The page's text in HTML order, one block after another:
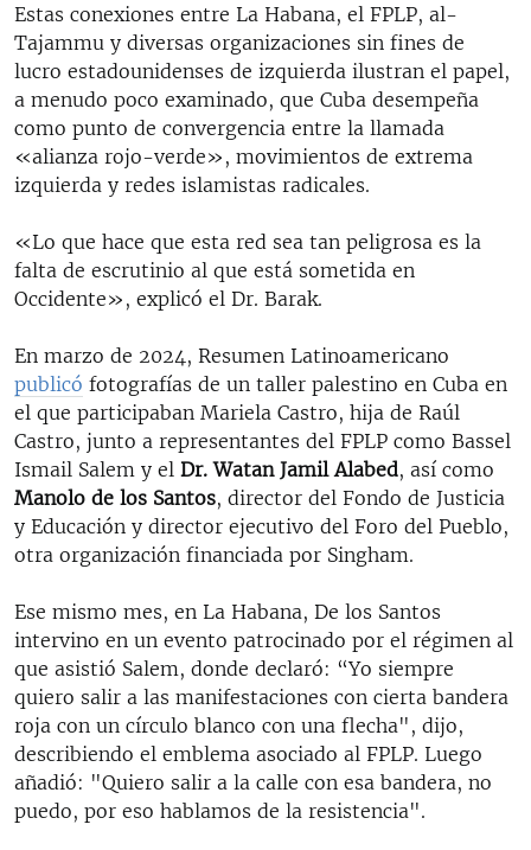
Estas conexiones entre La Habana, el FPLP, al-
Tajammu y diversas organizaciones sin fines de
lucro estadounidenses de izquierda ilustran el papel,
a menudo poco examinado, que Cuba desempeña
como punto de convergencia entre la llamada
«alianza rojo-verde», movimientos de extrema
izquierda y redes islamistas radicales.
«Lo que hace que esta red sea tan peligrosa es la
falta de escrutinio al que está sometida en
Occidente», explicó el Dr. Barak.
En marzo de 2024, Resumen Latinoamericano
publicó fotografías de un taller palestino en Cuba en
el que participaban Mariela Castro, hija de Raúl
Castro, junto a representantes del FPLP como Bassel
Ismail Salem y el Dr. Watan Jamil Alabed, así como
Manolo de los Santos, director del Fondo de Justicia
y Educación y director ejecutivo del Foro del Pueblo,
otra organización financiada por Singham.
Ese mismo mes, en La Habana, De los Santos
intervino en un evento patrocinado por el régimen al
que asistió Salem, donde declaró: “Yo siempre
quiero salir a las manifestaciones con cierta bandera
roja con un círculo blanco con una flecha", dijo,
describiendo el emblema asociado al FPLP. Luego
añadió: "Quiero salir a la calle con esa bandera, no
puedo, por eso hablamos de la resistencia".